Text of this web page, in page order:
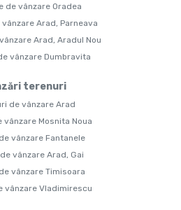
de vânzare Oradea
Arad, Parneava
Arad, Aradul Nou
vânzare Dumbravita
terenuri
de vânzare Arad
vânzare Mosnita Noua
vânzare Fantanele
vânzare Arad, Gai
vânzare Timisoara
vânzare Vladimirescu